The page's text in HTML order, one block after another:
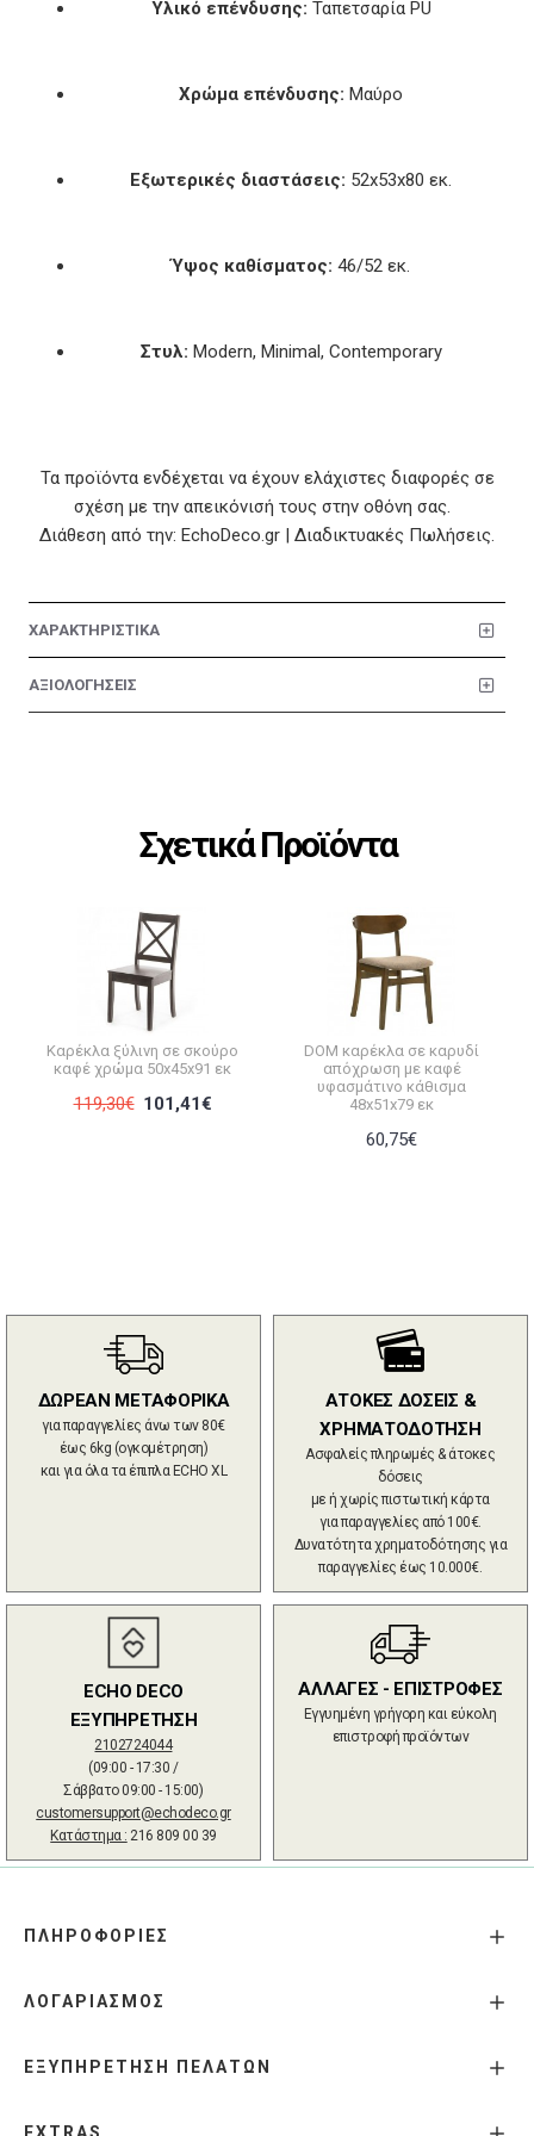
Υλικό επένδυσης: Ταπετσαρία PU
Χρώμα επένδυσης: Μαύρο
Εξωτερικές διαστάσεις: 52x53x80 εκ.
Ύψος καθίσματος: 46/52 εκ.
Στυλ: Modern, Minimal, Contemporary
Τα προϊόντα ενδέχεται να έχουν ελάχιστες διαφορές σε
σχέση με την απεικόνισή τους στην οθόνη σας.
Διάθεση από την: EchoDeco.gr | Διαδικτυακές Πωλήσεις.
ΧΑΡΑΚΤΗΡΙΣΤΙΚΑ
ΑΞΙΟΛΟΓΗΣΕΙΣ
Σχετικά Προϊόντα
Καρέκλα ξύλινη σε σκούρο
καφέ χρώμα 50x45x91 εκ
119,30€ 101,41€
DOM καρέκλα σε καρυδί
απόχρωση με καφέ
υφασμάτινο κάθισμα
48x51x79 εκ
60,75€
ΔΩΡΕΑΝ ΜΕΤΑΦΟΡΙΚΑ
για παραγγελίες άνω των 80€
έως 6kg (ογκομέτρηση)
και για όλα τα έπιπλα ECHO XL
ΑΤΟΚΕΣ ΔΟΣΕΙΣ &
ΧΡΗΜΑΤΟΔΟΤΗΣΗ
Ασφαλείς πληρωμές & άτοκες
δόσεις
με ή χωρίς πιστωτική κάρτα
για παραγγελίες από 100€.
Δυνατότητα χρηματοδότησης για
παραγγελίες έως 10.000€.
ECHO DECO
ΕΞΥΠΗΡΕΤΗΣΗ
2102724044
(09:00 - 17:30 /
Σάββατο 09:00 - 15:00)
customersupport@echodeco.gr
Κατάστημα : 216 809 00 39
ΑΛΛΑΓΕΣ - ΕΠΙΣΤΡΟΦΕΣ
Εγγυημένη γρήγορη και εύκολη
επιστροφή προϊόντων
ΠΛΗΡΟΦΟΡΙΕΣ
ΛΟΓΑΡΙΑΣΜΟΣ
ΕΞΥΠΗΡΕΤΗΣΗ ΠΕΛΑΤΩΝ
EXTRAS